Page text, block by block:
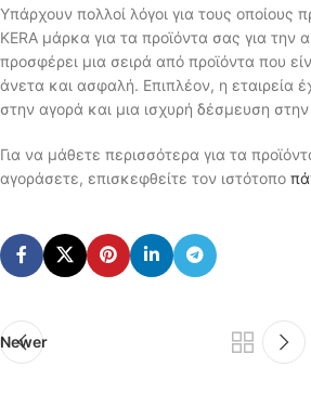
Υπάρχουν πολλοί λόγοι για τους οποίους
KERA μάρκα για τα προϊόντα σας για την
προσφέρει μια σειρά από προϊόντα που
άνετα και ασφαλή. Επιπλέον, η εταιρεία
στην αγορά και μια ισχυρή δέσμευση
Για να μάθετε περισσότερα για τα
αγοράσετε, επισκεφθείτε τον ιστότοπο
Newer